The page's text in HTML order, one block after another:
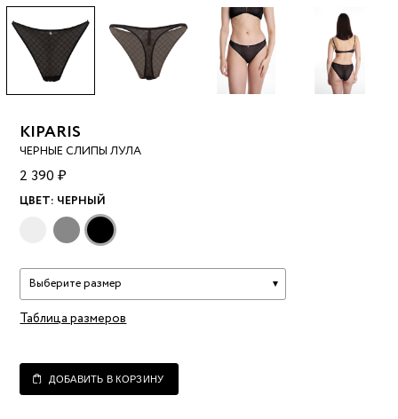
KIPARIS
ЧЕРНЫЕ СЛИПЫ ЛУЛА
2 390 ₽
ЦВЕТ: ЧЕРНЫЙ
Выберите размер
Таблица размеров
ДОБАВИТЬ В КОРЗИНУ